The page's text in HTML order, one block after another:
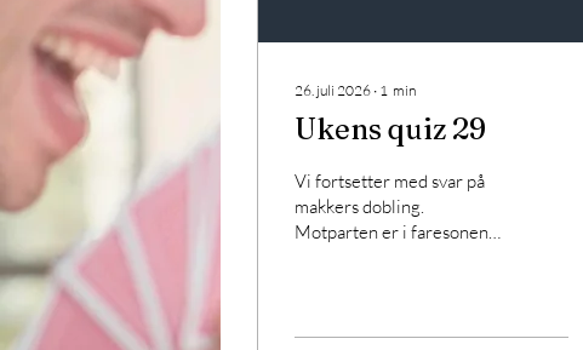
26. juli 2026 ∙ 1 min
Ukens quiz 29
Vi fortsetter med svar på
makkers dobling.
Motparten er i faresonen